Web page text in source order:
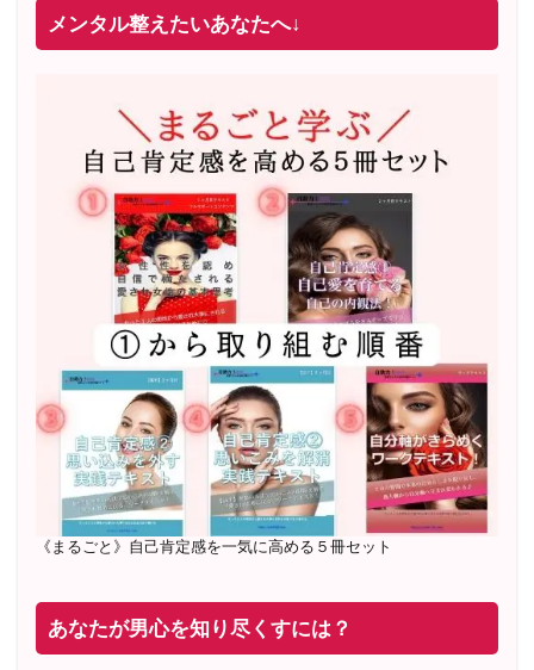
2022年2月〜6月 男性心理グループレッスン 20名様
20年8月〜25年3月 少人数制６ヶ月フルサポート 累計
71名 随時満席
2019年6月 恋愛コーチとして活動を開始
メンタル整えたいあなたへ↓
《まるごと》自己肯定感を一気に高める５冊セット
あなたが男心を知り尽くすには？